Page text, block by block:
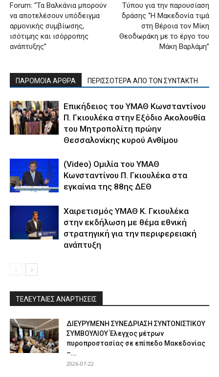
Forum: “Τα Βαλκάνια μπορούν
να αποτελέσουν υπόδειγμα
αρμονικής συμβίωσης,
ισότιμης και ισόρροπης
ανάπτυξης”
Τύπου για την παρουσίαση
δράσης “Η Μακεδονία τιμά
στη Βέροια τον Μίκη
Θεοδωράκη με το έργο του
Μάκη Βαρλάμη”
ΠΑΡΟΜΟΙΑ ΑΡΘΡΑ ΠΕΡΙΣΣΟΤΕΡΑ ΑΠΟ ΤΟΝ ΣΥΝΤΑΚΤΗ
Επικήδειος του ΥΜΑΘ Κωνσταντίνου
Π. Γκιουλέκα στην Εξόδιο Ακολουθία
του Μητροπολίτη πρώην
Θεσσαλονίκης κυρού Ανθίμου
(Video) Ομιλία του ΥΜΑΘ
Κωνσταντίνου Π. Γκιουλέκα στα
εγκαίνια της 88ης ΔΕΘ
Χαιρετισμός ΥΜΑΘ Κ. Γκιουλέκα
στην εκδήλωση με θέμα εθνική
στρατηγική για την περιφερειακή
ανάπτυξη
ΤΕΛΕΥΤΑΙΕΣ ΑΝΑΡΤΗΣΕΙΣ
ΔΙΕΥΡΥΜΕΝΗ ΣΥΝΕΔΡΙΑΣΗ ΣΥΝΤΟΝΙΣΤΙΚΟΥ
ΣΥΜΒΟΥΛΙΟΥ Έλεγχος μέτρων
πυροπροστασίας σε επίπεδο Μακεδονίας
–...
2026-07-22